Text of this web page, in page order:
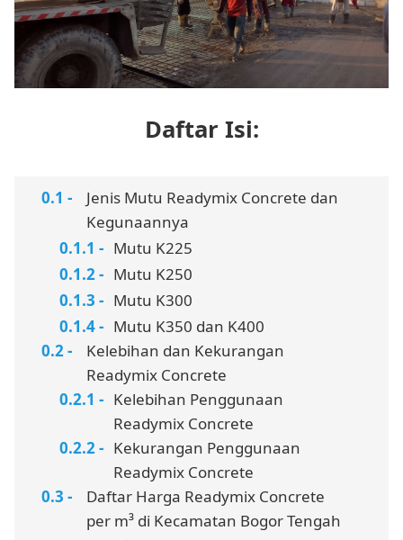
Daftar Isi:
Jenis Mutu Readymix Concrete dan
Kegunaannya
Mutu K225
Mutu K250
Mutu K300
Mutu K350 dan K400
Kelebihan dan Kekurangan
Readymix Concrete
Kelebihan Penggunaan
Readymix Concrete
Kekurangan Penggunaan
Readymix Concrete
Daftar Harga Readymix Concrete
per m³ di Kecamatan Bogor Tengah